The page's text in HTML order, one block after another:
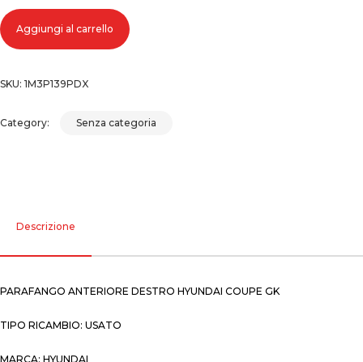
Parafango anteriore destro hyundai coupe gk quantità
Aggiungi al carrello
SKU: 1M3P139PDX
Category: Senza categoria
Descrizione
PARAFANGO ANTERIORE DESTRO HYUNDAI COUPE GK
TIPO RICAMBIO: USATO
MARCA: HYUNDAI